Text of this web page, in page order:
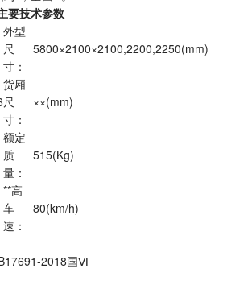
要技术参数
外型
尺
寸：
5800×2100×2100,2200,2250(mm)
货厢
尺
寸：
××(mm)
额定
质
量：
515(Kg)
**高
车
速：
80(km/h)
2018国Ⅵ